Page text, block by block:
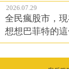
2026.07.29
全民瘋股市，
想想巴菲特的